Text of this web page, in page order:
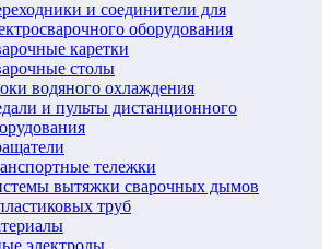
и соединители для
оборудования
каретки
столы
водяного охлаждения
и пульты дистанционного
тележки
вытяжки сварочных дымов
труб
электроды